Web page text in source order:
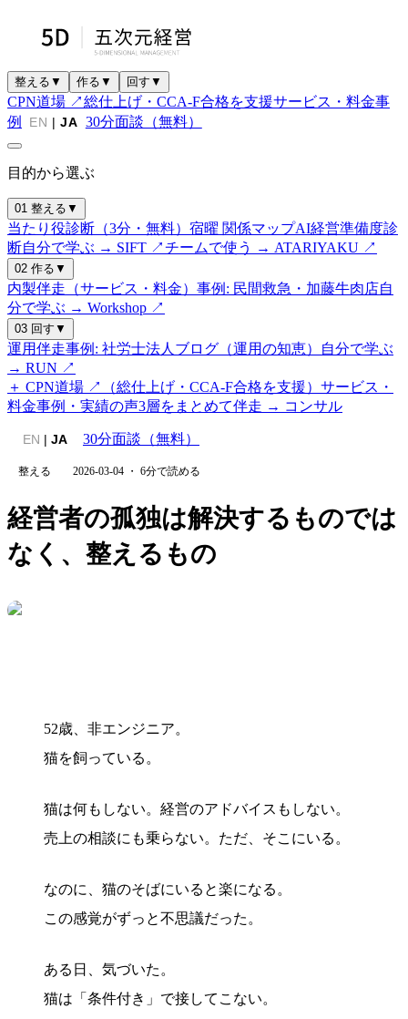
整える ▼ 作る ▼ 回す ▼
CPN道場 ↗総仕上げ・CCA-F合格を支援サービス・料金事
例
EN |JA 30分面談（無料）
目的から選ぶ
01 整える ▼
当たり役診断（3分・無料） 宿曜 関係マップAI経営準備度診
断自分で学ぶ → SIFT ↗チームで使う → ATARIYAKU ↗
02 作る ▼
内製伴走（サービス・料金） 事例: 民間救急・加藤牛肉店自
分で学ぶ → Workshop ↗
03 回す ▼
運用伴走事例: 社労士法人 ブログ（運用の知恵）
自分で学ぶ
→ RUN ↗
＋ CPN道場 ↗（総仕上げ・CCA-F合格を支援） サービス・
料金事例・実績の声3層をまとめて伴走 → コンサル
EN | JA 30分面談（無料）
整える 2026-03-04 ・ 6分で読める
経営者の孤独は解決するものでは
なく、整えるもの
52歳、非エンジニア。
猫を飼っている。
猫は何もしない。経営のアドバイスもしない。
売上の相談にも乗らない。ただ、そこにいる。
なのに、猫のそばにいると楽になる。
この感覚がずっと不思議だった。
ある日、気づいた。
猫は「条件付き」で接してこない。